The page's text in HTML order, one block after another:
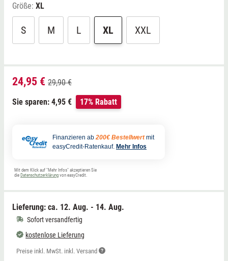
Größe: XL
S M L XL XXL
24,95 € 29,90 €
Sie sparen: 4,95 €
17% Rabatt
Finanzieren ab 200€ Bestellwert mit
easyCredit-Ratenkauf. Mehr Infos
Mit dem Klick auf "Mehr Infos" akzeptieren Sie
die Datenschutzerklärung von easyCredit.
Lieferung: ca. 12. Aug. - 14. Aug.
Sofort versandfertig
kostenlose Lieferung
Preise inkl. MwSt. inkl. Versand